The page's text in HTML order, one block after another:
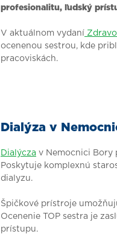
profesionalitu, ľudský
V aktuálnom vydaní
ocenenou sestrou, kde
pracoviskách.
Dialýza v
Dialýcza v Nemocnici Bory
Poskytuje komplexnú
dialyzu.
Špičkové prístroje
Ocenenie TOP sestra je
prístupu.